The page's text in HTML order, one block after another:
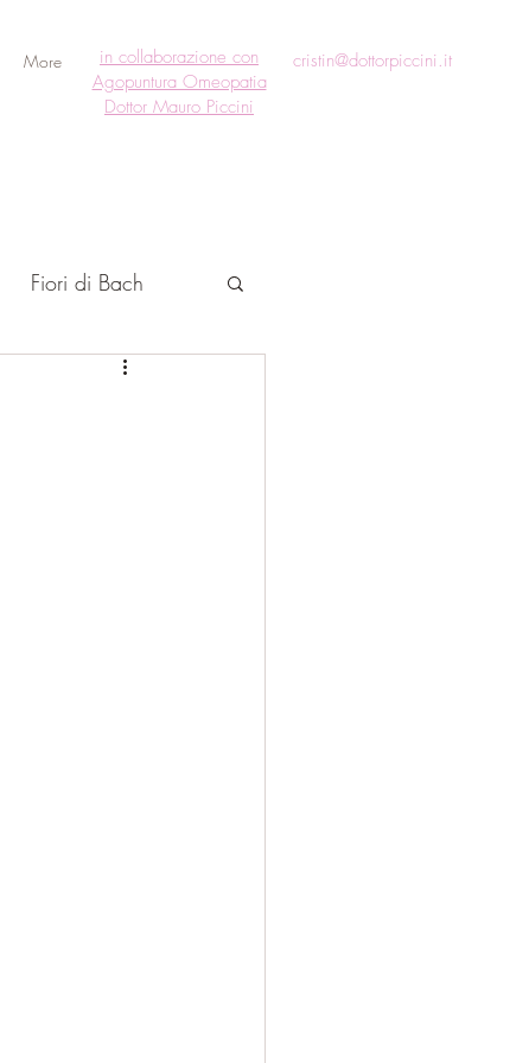
More
in collaborazione con
Agopuntura Omeopatia
Dottor Mauro Piccini
cristin@dottorpiccini.it
Fiori di Bach